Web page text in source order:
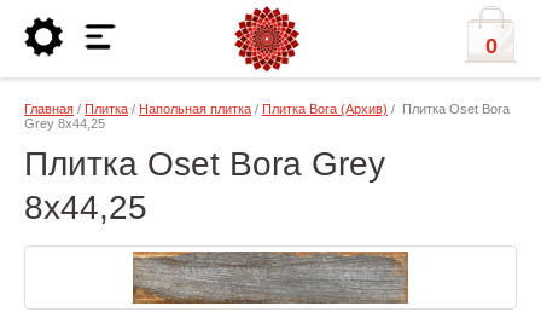
0
Главная / Плитка / Напольная плитка / Плитка Bora (Архив) / Плитка Oset Bora
Grey 8x44,25
Плитка Oset Bora Grey
8x44,25